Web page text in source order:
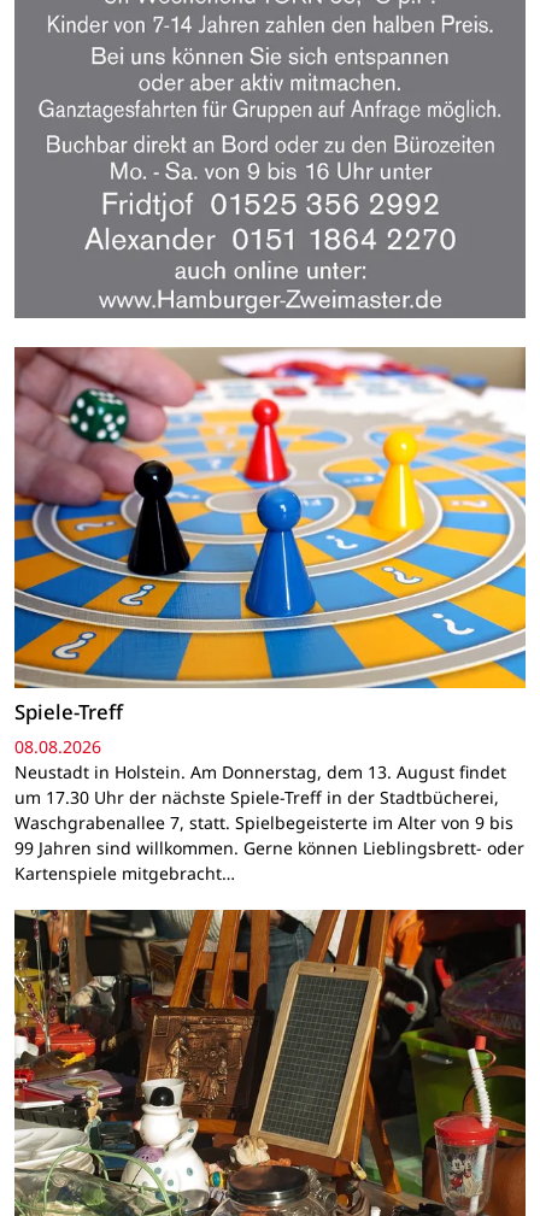
Spiele-Treff
08.08.2026
Neustadt in Holstein. Am Donnerstag, dem 13. August findet
um 17.30 Uhr der nächste Spiele-Treff in der Stadtbücherei,
Waschgrabenallee 7, statt. Spielbegeisterte im Alter von 9 bis
99 Jahren sind willkommen. Gerne können Lieblingsbrett- oder
Kartenspiele mitgebracht…